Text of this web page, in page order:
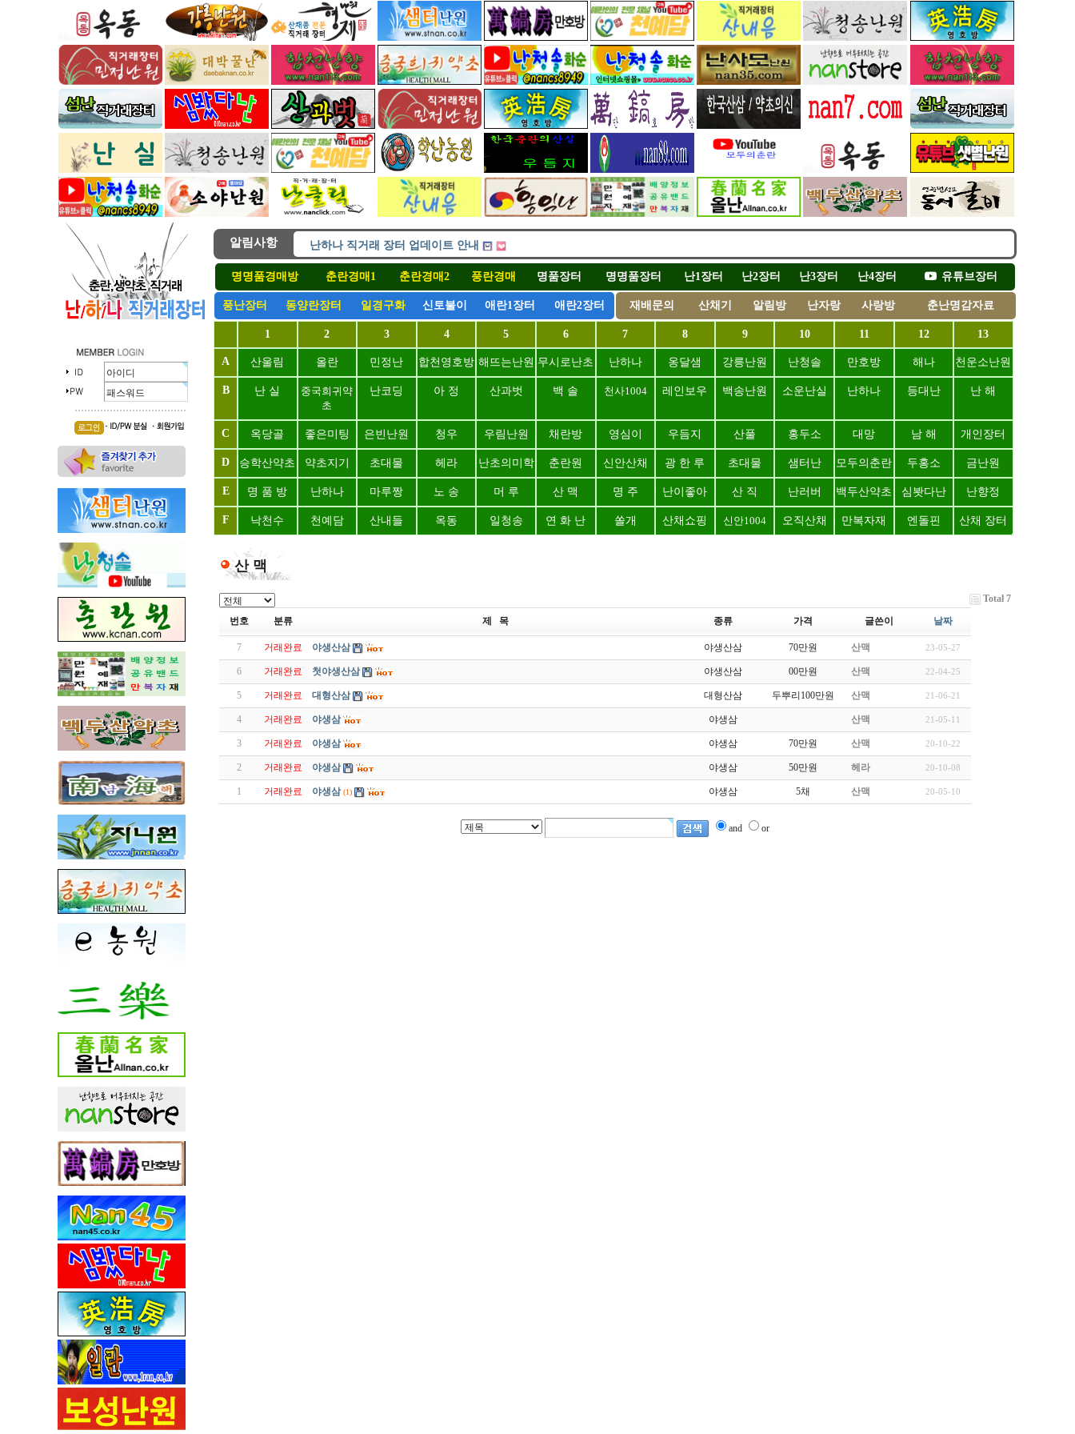
알림사항
난하나 직거래 장터 업데이트 안내
난하나직거래 모든장터 무료로 운영합니다.
난하나직거래 모든장터 무료로 운영합니다.
( 후원 ) 난하나직거래 (4)
풍난경매 장터 오픈합니다.
난하나 직거래 장터 업데이트 안내
명명품경매방 춘란경매1 춘란경매2 풍란경매 명품장터 명명품장터 난1장터 난2장터 난3장터 난4장터 유튜브장터
풍난장터 동양란장터 일경구화 신토불이 애란1장터 애란2장터 재배문의 산채기 알림방 난자랑 사랑방 춘난명감자료
1 2 3 4 5 6 7 8 9 10 11 12 13
A 산울림 올란 민정난 합천영호방 해뜨는난원 무시로난초 난하나 옹달샘 강릉난원 난청솔 만호방 해나 천운소난원
B 난 실
중국희귀약
초
난코딩 아 정 산과벗 백 솔 천사1004 레인보우 백송난원 소운난실 난하나 등대난 난 해
C 옥당골 좋은미팅 은빈난원 청우 우림난원 채란방 영심이 우듬지 산풀 홍두소 대망 남 해 개인장터
D 승학산약초 약초지기 초대물 헤라 난초의미학 춘란원 신안산채 광 한 루 초대물 샘터난 모두의춘란 두홍소 금난원
E 명 품 방 난하나 마루짱 노 송 머 루 산 맥 명 주 난이좋아 산 직 난러버 백두산약초 심봣다난 난향정
F 낙천수 천예담 산내들 옥동 일청송 연 화 난 쏠개 산채쇼핑 신안1004 오직산채 만복자재 엔돌핀 산채 장터
산 맥
Total 7
번호
분류 제 목 종류 가격 글쓴이 날짜
7 거래완료 야생산삼 야생산삼 70만원 산맥 23-05-27
6 거래완료 첫야생산삼 야생산삼 00만원 산맥 22-04-25
5 거래완료 대형산삼 대형산삼 두뿌리100만원 산맥 21-06-21
4 거래완료 야생삼 야생삼 산맥 21-05-11
3 거래완료 야생삼 야생삼 70만원 산맥 20-10-22
2 거래완료 야생삼 야생삼 50만원 헤라 20-10-08
1 거래완료 야생삼 (1) 야생삼 5채 산맥 20-05-10
and or